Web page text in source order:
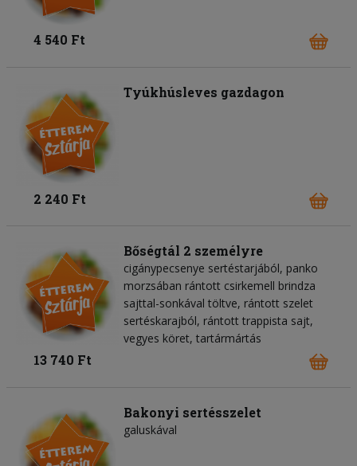
4 540 Ft
Tyúkhúsleves gazdagon
2 240 Ft
Bőségtál 2 személyre
cigánypecsenye sertéstarjából, panko
morzsában rántott csirkemell brindza
sajttal-sonkával töltve, rántott szelet
sertéskarajból, rántott trappista sajt,
vegyes köret, tartármártás
13 740 Ft
Bakonyi sertésszelet
galuskával